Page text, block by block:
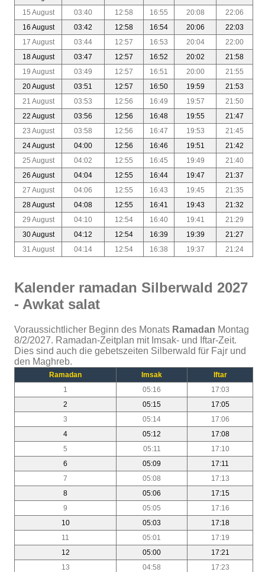
15 August
03:40 12:58 16:55 20:08
22:06
16 August
03:42 12:58 16:54 20:06
22:03
17 August
03:44 12:57 16:53 20:04
22:00
18 August
03:47 12:57 16:52 20:02
21:58
19 August
03:49 12:57 16:51 20:00
21:55
20 August
03:51 12:57 16:50 19:59
21:53
21 August
03:53 12:56 16:49 19:57
21:50
22 August
03:56 12:56 16:48 19:55
21:47
23 August
03:58 12:56 16:47 19:53
21:45
24 August
04:00 12:56 16:46 19:51
21:42
25 August
04:02 12:55 16:45 19:49
21:40
26 August
04:04 12:55 16:44 19:47
21:37
27 August
04:06 12:55 16:43 19:45
21:35
28 August
04:08 12:55 16:41 19:43
21:32
29 August
04:10 12:54 16:40 19:41
21:29
30 August
04:12 12:54 16:39 19:39
21:27
31 August
04:14 12:54 16:38 19:37 21:24
Kalender ramadan Silberwald 2027
- Awkat salat
Voraussichtlicher Beginn des Monats Ramadan Montag
8/2/2027. Ramadan-Zeitplan mit Imsak- und Iftar-Zeit.
Dies sind auch die gebetszeiten Silberwald für Fajr und
den Maghreb.
Ramadan Imsak
Iftar
1
05:16
17:03
2
05:15
17:05
3
05:14
17:06
4
05:12
17:08
5
05:11
17:10
6
05:09
17:11
7
05:08
17:13
8
05:06
17:15
9
05:05
17:16
10
05:03
17:18
11
05:01
17:19
12
05:00
17:21
13
04:58
17:23